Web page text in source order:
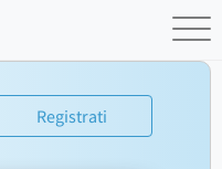
Registrati